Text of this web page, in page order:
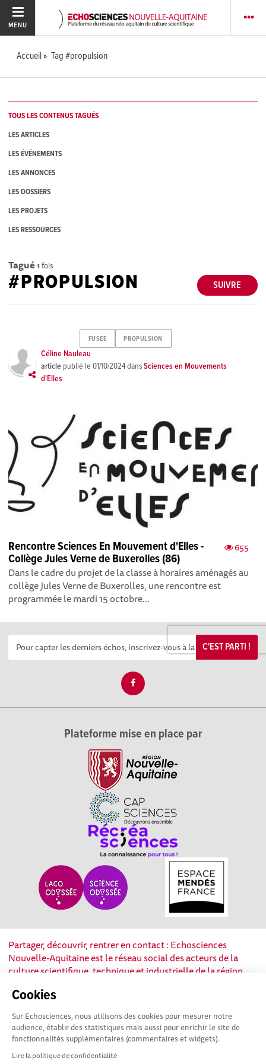
Cookies
Sur Echosciences, nous utilisons des cookies pour mesurer notre
audience, établir des statistiques mais aussi pour enrichir le site de
fonctionnalités supplémentaires (commentaires et widgets).
Lire la politique de confidentialité
MENU
Accueil Tag #propulsion
TOUS LES CONTENUS TAGUÉS
LES ARTICLES
LES ÉVÉNEMENTS
LES ANNONCES
LES DOSSIERS
LES PROJETS
LES RESSOURCES
Tagué 1 fois
SUIVRE
#PROPULSION
FUSEE PROPULSION
Céline Nauleau
article publié le01/10/2024dansSciences en Mouvements
d'Elles
655
Rencontre Sciences En Mouvement d'Elles -
Collège Jules Verne de Buxerolles (86)
Dans le cadre du projet de la classe à horaires aménagés au
collège Jules Verne de Buxerolles, une rencontre est
programmée le mardi 15 octobre...
C'EST PARTI !
Plateforme mise en place par
Partager, découvrir, rentrer en contact : Echosciences
Nouvelle-Aquitaine est le réseau social des acteurs de la
culture scientifique, technique et industrielle de la région.
Mentions légales
|Ligne éditoriale